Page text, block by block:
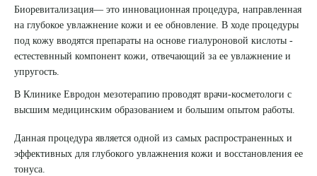
Правовая информация
Политика конфиденциальности
Пользовательское соглашение
Инструментальная диагностика
Хирургический стационар
Подготовка к диагностике
ДМС
Акции
Филиалы
8 (863) 309-05-06
ЗАКАЗАТЬ ЗВОНОК
Биоревитализация— это инновационная процедура, направленная
на глубокое увлажнение кожи и ее обновление. В ходе процедуры
под кожу вводятся препараты на основе гиалуроновой кислоты -
естестевнный компонент кожи, отвечающий за ее увлажнение и
упругость.
В Клинике Евродон мезотерапию проводят врачи-косметологи с
высшим медицинским образованием и большим опытом работы.
Данная процедура является одной из самых распространенных и
эффективных для глубокого увлажнения кожи и восстановления ее
тонуса.